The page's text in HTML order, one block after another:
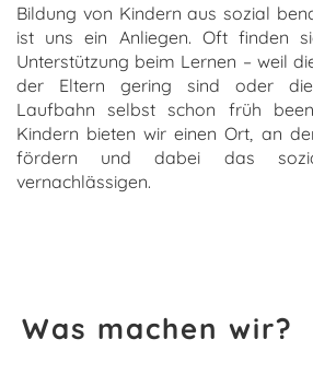
Bildung von Kindern aus sozial
ist uns ein Anliegen. Oft finden
Unterstützung beim Lernen – weil
der Eltern gering sind oder
Laufbahn selbst schon früh
Kindern bieten wir einen Ort, an
fördern und dabei das
vernachlässigen.
Was machen wir?